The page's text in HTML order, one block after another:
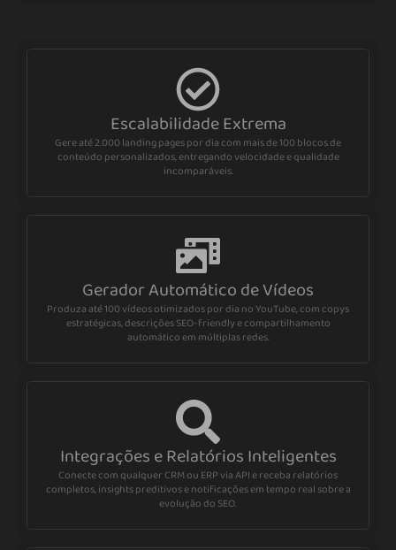
Escalabilidade Extrema
Gere até 2.000 landing pages por dia com mais de 100 blocos de
conteúdo personalizados, entregando velocidade e qualidade
incomparáveis.
Gerador Automático de Vídeos
Produza até 100 vídeos otimizados por dia no YouTube, com copys
estratégicas, descrições SEO-friendly e compartilhamento
automático em múltiplas redes.
Integrações e Relatórios Inteligentes
Conecte com qualquer CRM ou ERP via API e receba relatórios
completos, insights preditivos e notificações em tempo real sobre a
evolução do SEO.